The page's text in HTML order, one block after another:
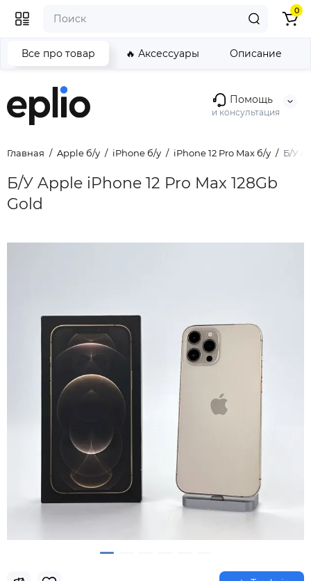
Помощь
и консультация
0
Главная Apple б/у iPhone б/у iPhone 12 Pro Max б/у Б/У
Б/У Apple iPhone 12 Pro Max 128Gb
Gold
Все про товар 🔥 Аксессуары Описание